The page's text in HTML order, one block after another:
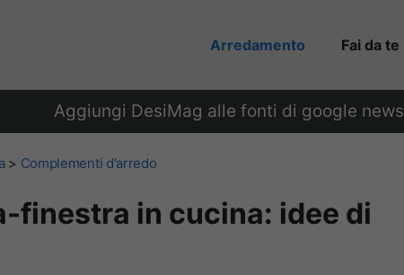
Arredamento Fai da te
Aggiungi DesiMag alle fonti di google news
> Complementi d'arredo
finestra in cucina: idee di